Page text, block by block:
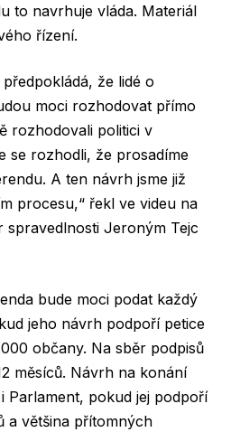
to navrhuje vláda. Materiál
řízení.
že lidé o
moci rozhodovat přímo
rozhodovali politici v
se rozhodli, že prosadíme
A ten návrh jsme již
procesu,“ řekl ve videu na
spravedlnosti Jeroným Tejc
bude moci podat každý
jeho návrh podpoří petice
občany. Na sběr podpisů
měsíců. Návrh na konání
Parlament, pokud jej podpoří
a většina přítomných